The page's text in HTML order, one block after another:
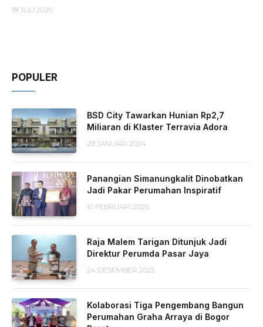
18 JULI 2026
POPULER
BSD City Tawarkan Hunian Rp2,7
Miliaran di Klaster Terravia Adora
29 JANUARI 2024
Panangian Simanungkalit Dinobatkan
Jadi Pakar Perumahan Inspiratif
10 FEBRUARI 2026
Raja Malem Tarigan Ditunjuk Jadi
Direktur Perumda Pasar Jaya
24 DESEMBER 2025
Kolaborasi Tiga Pengembang Bangun
Perumahan Graha Arraya di Bogor